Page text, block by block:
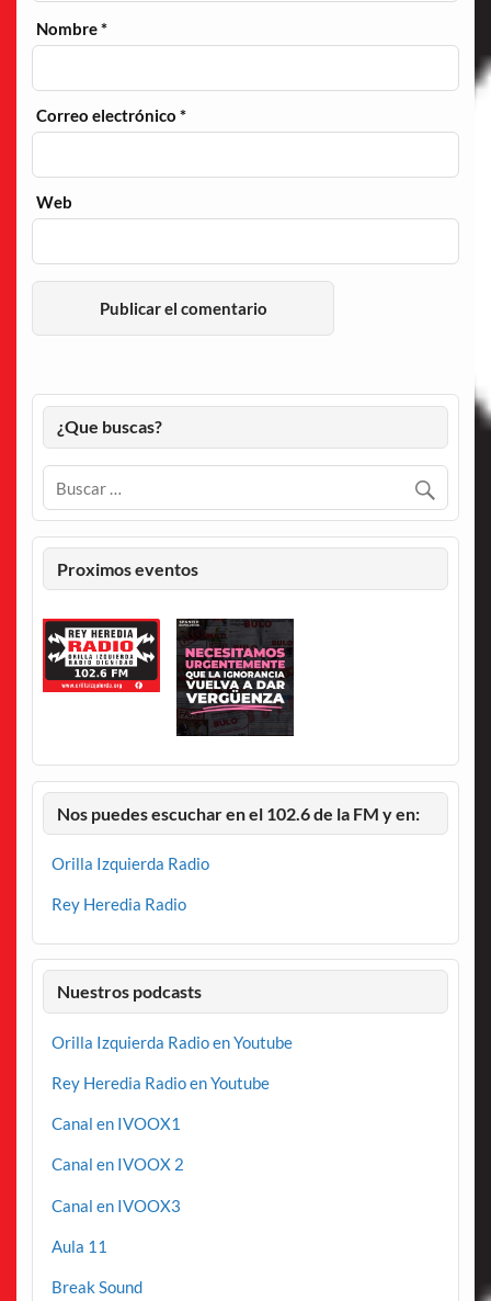
Nombre*
Correo electrónico*
Web
¿Que buscas?
Proximos eventos
Nos puedes escuchar en el 102.6 de la FM y en:
Orilla Izquierda Radio
Rey Heredia Radio
Nuestros podcasts
Orilla Izquierda Radio en Youtube
Rey Heredia Radio en Youtube
Canal en IVOOX1
Canal en IVOOX 2
Canal en IVOOX3
Aula 11
Break Sound